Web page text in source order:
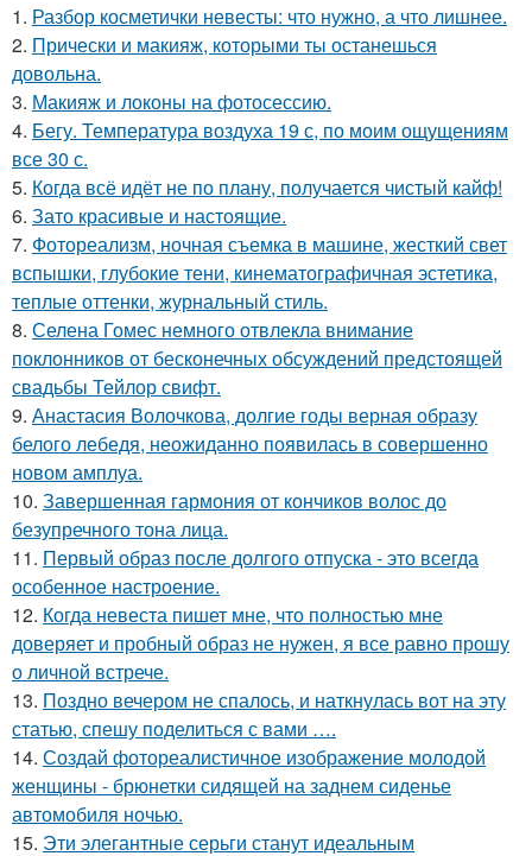
1. Разбор косметички невесты: что нужно, а что лишнее.
2. Прически и макияж, которыми ты останешься
довольна.
3. Макияж и локоны на фотосессию.
4. Бегу. Температура воздуха 19 с, по моим ощущениям
все 30 с.
5. Когда всё идёт не по плану, получается чистый кайф!
6. Зато красивые и настоящие.
7. Фотореализм, ночная съемка в машине, жесткий свет
вспышки, глубокие тени, кинематографичная эстетика,
теплые оттенки, журнальный стиль.
8. Селена Гомес немного отвлекла внимание
поклонников от бесконечных обсуждений предстоящей
свадьбы Тейлор свифт.
9. Анастасия Волочкова, долгие годы верная образу
белого лебедя, неожиданно появилась в совершенно
новом амплуа.
10. Завершенная гармония от кончиков волос до
безупречного тона лица.
11. Первый образ после долгого отпуска - это всегда
особенное настроение.
12. Когда невеста пишет мне, что полностью мне
доверяет и пробный образ не нужен, я все равно прошу
о личной встрече.
13. Поздно вечером не спалось, и наткнулась вот на эту
статью, спешу поделиться с вами ….
14. Создай фотореалистичное изображение молодой
женщины - брюнетки сидящей на заднем сиденье
автомобиля ночью.
15. Эти элегантные серьги станут идеальным